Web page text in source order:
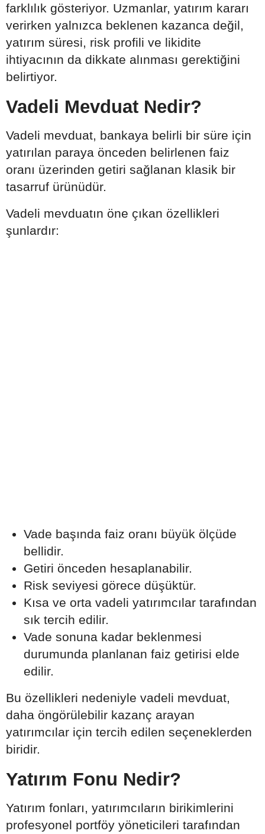
farklılık gösteriyor. Uzmanlar, yatırım kararı
verirken yalnızca beklenen kazanca değil,
yatırım süresi, risk profili ve likidite
ihtiyacının da dikkate alınması gerektiğini
belirtiyor.
Vadeli Mevduat Nedir?
Vadeli mevduat, bankaya belirli bir süre için
yatırılan paraya önceden belirlenen faiz
oranı üzerinden getiri sağlanan klasik bir
tasarruf ürünüdür.
Vadeli mevduatın öne çıkan özellikleri
şunlardır:
Vade başında faiz oranı büyük ölçüde
bellidir.
Getiri önceden hesaplanabilir.
Risk seviyesi görece düşüktür.
Kısa ve orta vadeli yatırımcılar tarafından
sık tercih edilir.
Vade sonuna kadar beklenmesi
durumunda planlanan faiz getirisi elde
edilir.
Bu özellikleri nedeniyle vadeli mevduat,
daha öngörülebilir kazanç arayan
yatırımcılar için tercih edilen seçeneklerden
biridir.
Yatırım Fonu Nedir?
Yatırım fonları, yatırımcıların birikimlerini
profesyonel portföy yöneticileri tarafından